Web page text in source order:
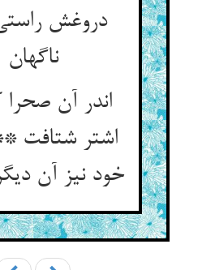
دروغش
ناگهان‏
اندر آن
اشتر شتافت
خود نیز آن